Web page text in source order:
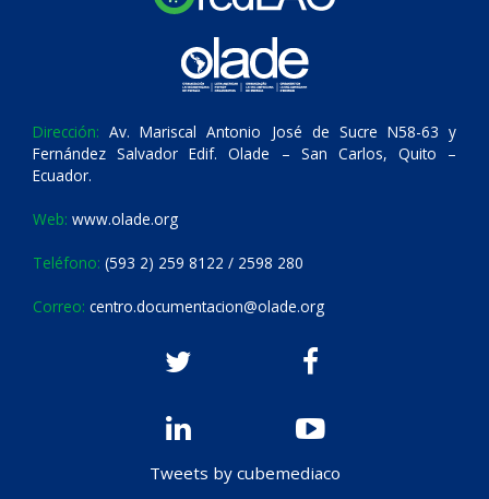
Dirección: Av. Mariscal Antonio José de Sucre N58-63 y
Fernández Salvador Edif. Olade – San Carlos, Quito –
Ecuador.
Web: www.olade.org
Teléfono: (593 2) 259 8122 / 2598 280
Correo: centro.documentacion@olade.org
Tweets by cubemediaco